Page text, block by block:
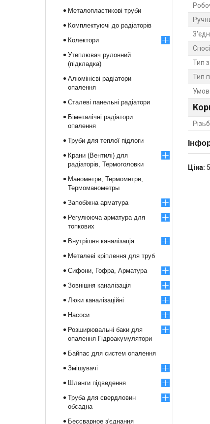
Тип
Тип
Ціна:
Металопластикові труби
Комплектуючі до радіаторів
Колектори
Утеплювач рулонний
(підкладка)
Алюмінієві радіатори
опалення
Сталеві панельні радіатори
Біметалічні радіатори
опалення
Труби для теплої підлоги
Крани (Вентилі) для
радіаторів, Термоголовки
Манометри, Термометри,
Термоманометры
Запобіжна арматура
Регулююча арматура для
топкових
Внутрішня каналізація
Металеві кріплення для труб
Сифони, Гофра, Арматура
Зовнішня каналізація
Люки каналізаційні
Насоси
Розширювальні баки для
опалення Гідроакумулятори
Байпас для систем опалення
Змішувачі
Шланги підведення
Труба для свердловин
обсадна
Бессварное з'єднання